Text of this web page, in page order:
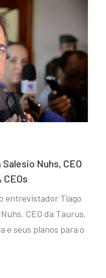
Nuhs, CEO
CEOs
entrevistador Tiago
CEO da Taurus,
e seus planos para o